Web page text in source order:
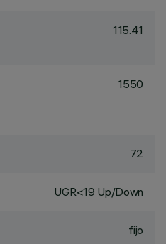
115.41
1550
72
UGR<19 Up/Down
fijo